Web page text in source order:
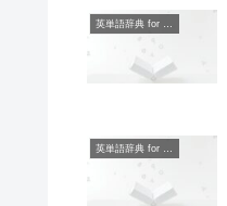
英単語辞典 for Beginners